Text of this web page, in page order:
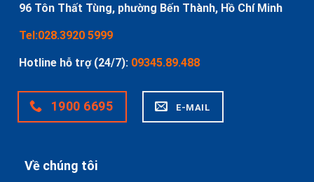
96 Tôn Thất Tùng, phường Bến Thành, Hồ Chí Minh
Tel:028.3920 5999
Hotline hỗ trợ (24/7): 09345.89.488
1900 6695 E-MAIL
Về chúng tôi